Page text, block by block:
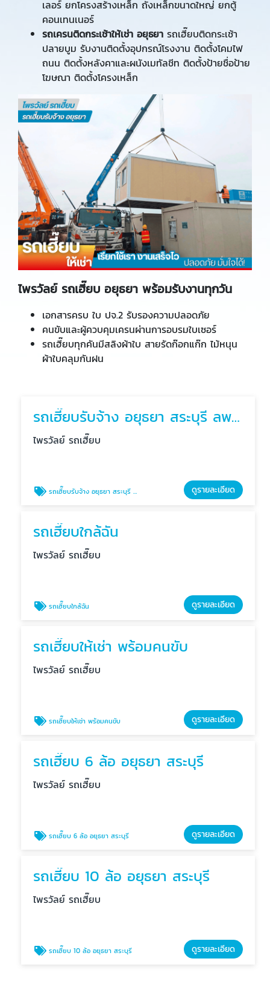
เลอร์ ยกโครงสร้างเหล็ก ถังเหล็กขนาดใหญ่ ยกตู้
คอนเทนเนอร์
รถเครนติดกระเช้าให้เช่า อยุธยา รถเฮี๊ยบติดกระเช้า
ปลายบูม รับงานติดตั้งอุปกรณ์โรงงาน ติดตั้งโคมไฟ
ถนน ติดตั้งหลังคาและผนังเมทัลชีท ติดตั้งป้ายชื่อป้าย
โฆษณา ติดตั้งโครงเหล็ก
ไพรวัลย์ รถเฮี๊ยบ อยุธยา พร้อมรับงานทุกวัน
เอกสารครบ ใบ ปจ.2 รับรองความปลอดภัย
คนขับและผู้ควบคุมเครนผ่านการอบรมใบเซอร์
รถเฮี๊ยบทุกคันมีสลิงผ้าใบ สายรัดก๊อกแก๊ก ไม้หนุน
ผ้าใบคลุมกันฝน
รถเฮี๊ยบรับจ้าง อยุธยา สระบุรี ลพบุรี ปทุมธานี อ่างทอง
ไพรวัลย์ รถเฮี๊ยบ
รถเฮี๊ยบรับจ้าง อยุธยา สระบุรี ลพบุรี ปทุมธานี อ่างทอง ดูรายละเอียด
รถเฮี๊ยบใกล้ฉัน
ไพรวัลย์ รถเฮี๊ยบ
รถเฮี๊ยบใกล้ฉัน ดูรายละเอียด
รถเฮี๊ยบให้เช่า พร้อมคนขับ
ไพรวัลย์ รถเฮี๊ยบ
รถเฮี๊ยบให้เช่า พร้อมคนขับ ดูรายละเอียด
รถเฮี๊ยบ 6 ล้อ อยุธยา สระบุรี
ไพรวัลย์ รถเฮี๊ยบ
รถเฮี๊ยบ 6 ล้อ อยุธยา สระบุรี ดูรายละเอียด
รถเฮี๊ยบ 10 ล้อ อยุธยา สระบุรี
ไพรวัลย์ รถเฮี๊ยบ
รถเฮี๊ยบ 10 ล้อ อยุธยา สระบุรี ดูรายละเอียด